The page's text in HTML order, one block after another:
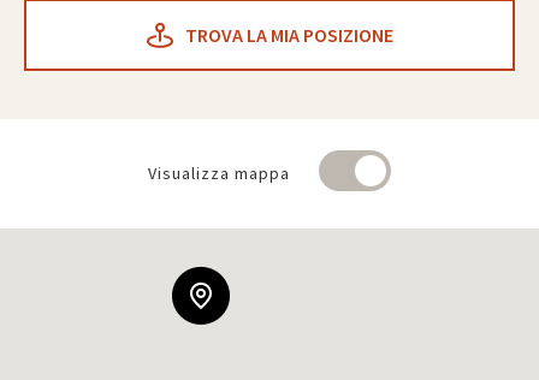
TROVA LA MIA POSIZIONE
Visualizza mappa